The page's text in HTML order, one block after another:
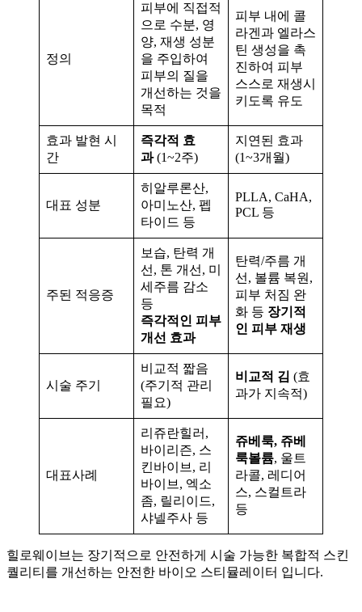
정의
피부에 직접적
으로 수분, 영
양, 재생 성분
을 주입하여
피부의 질을
개선하는 것을
목적
피부 내에 콜
라겐과 엘라스
틴 생성을 촉
진하여 피부
스스로 재생시
키도록 유도
효과 발현 시
간
즉각적 효
과(1~2주)
지연된 효과
(1~3개월)
대표 성분
히알루론산,
아미노산, 펩
타이드 등
PLLA, CaHA,
PCL 등
주된 적응증
보습, 탄력 개
선, 톤 개선, 미
세주름 감소
등
즉각적인 피부
개선 효과
탄력/주름 개
선, 볼륨 복원,
피부 처짐 완
화 등 장기적
인 피부 재생
시술 주기
비교적 짧음
(주기적 관리
필요)
비교적 김 (효
과가 지속적)
대표사례
리쥬란힐러,
바이리즌, 스
킨바이브, 리
바이브, 엑소
좀, 릴리이드,
샤넬주사 등
쥬베룩, 쥬베
룩볼륨, 울트
라콜, 레디어
스, 스컬트라
등
힐로웨이브는 장기적으로 안전하게 시술 가능한 복합적 스킨
퀄리티를 개선하는 안전한 바이오 스티뮬레이터 입니다.